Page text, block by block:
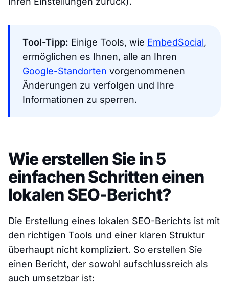
Tool-Tipp: Einige Tools, wie EmbedSocial,
ermöglichen es Ihnen, alle an Ihren
Google-Standorten vorgenommenen
Änderungen zu verfolgen und Ihre
Informationen zu sperren.
Wie erstellen Sie in 5
einfachen Schritten einen
lokalen SEO-Bericht?
Die Erstellung eines lokalen SEO-Berichts ist mit
den richtigen Tools und einer klaren Struktur
überhaupt nicht kompliziert. So erstellen Sie
einen Bericht, der sowohl aufschlussreich als
auch umsetzbar ist: